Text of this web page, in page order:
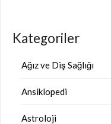
Kategoriler
Ağız ve Diş Sağlığı
Ansiklopedi
Astroloji